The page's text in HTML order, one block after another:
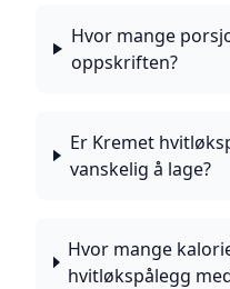
Hvor mange
oppskriften?
Er Kremet
vanskelig å lage?
Hvor mange
hvitløkspålegg